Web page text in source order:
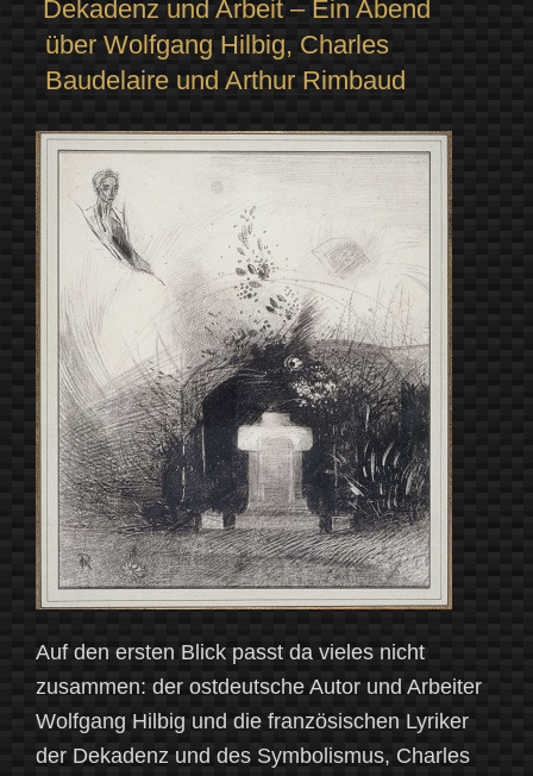
Blume:
Novalis
–
Ein
Essay
Teil
2“
Dekadenz und Arbeit – Ein Abend
über Wolfgang Hilbig, Charles
Baudelaire und Arthur Rimbaud
Auf den ersten Blick passt da vieles nicht
zusammen: der ostdeutsche Autor und Arbeiter
Wolfgang Hilbig und die französischen Lyriker
der Dekadenz und des Symbolismus, Charles